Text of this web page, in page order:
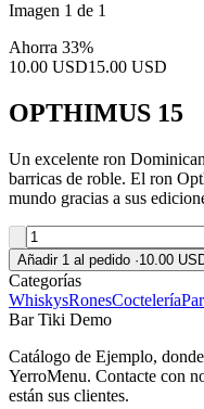
Imagen 1 de 1
Ahorra 33%
10.00 USD15.00 USD
OPTHIMUS 15
Un excelente ron
barricas de roble. El ron
mundo gracias a sus
Añadir 1 al pedido ·10.00
Categorías
WhiskysRonesCoctelería
Bar Tiki Demo
Catálogo de Ejemplo,
YerroMenu. Contacte con
están sus clientes.